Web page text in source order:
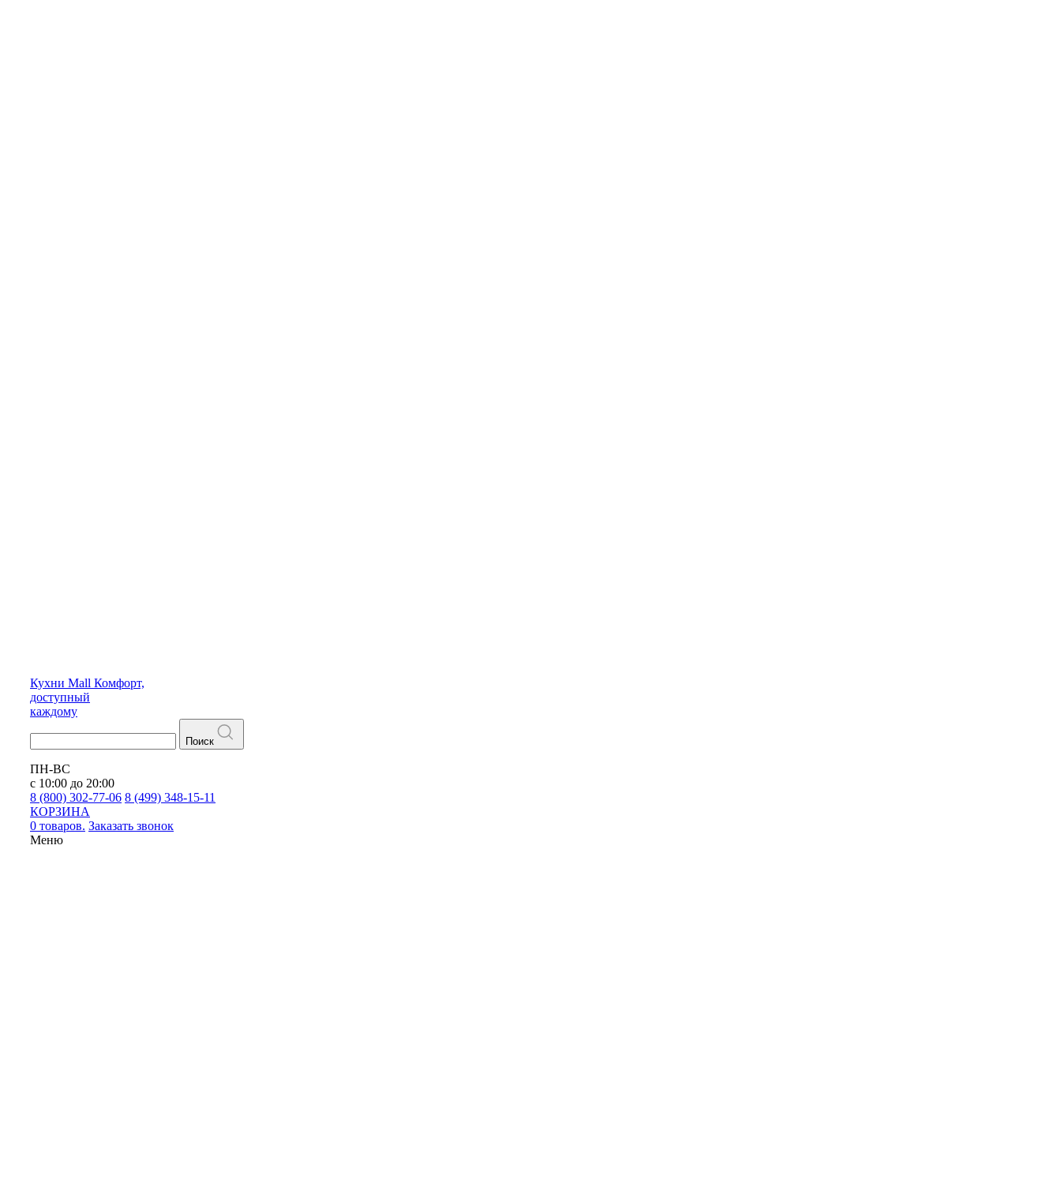
Кухни Mall Комфорт,
доступный
каждому
Поиск
ПН-ВС
с 10:00 до 20:00
8 (800) 302-77-06 8 (499) 348-15-11
КОРЗИНА
0 товаров. Заказать звонок
Меню